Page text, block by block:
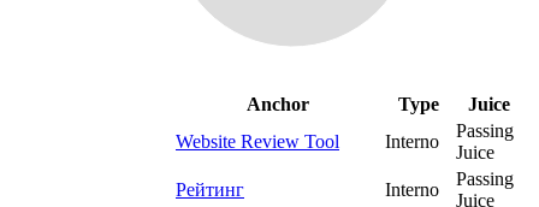
Anchor Type
Juice
Website Review Tool
Interno
Passing
Juice
Рейтинг
Interno
Passing
Juice